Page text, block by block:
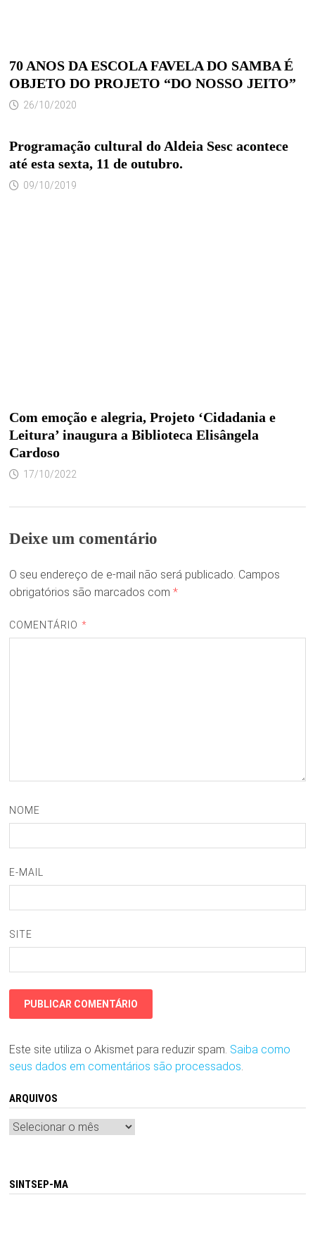
70 ANOS DA ESCOLA FAVELA DO SAMBA É
OBJETO DO PROJETO “DO NOSSO JEITO”
26/10/2020
Programação cultural do Aldeia Sesc acontece
até esta sexta, 11 de outubro.
09/10/2019
Com emoção e alegria, Projeto ‘Cidadania e
Leitura’ inaugura a Biblioteca Elisângela
Cardoso
17/10/2022
Deixe um comentário
O seu endereço de e-mail não será publicado. Campos
obrigatórios são marcados com *
COMENTÁRIO *
NOME
E-MAIL
SITE
Este site utiliza o Akismet para reduzir spam. Saiba como
seus dados em comentários são processados.
ARQUIVOS
Arquivos
SINTSEP-MA